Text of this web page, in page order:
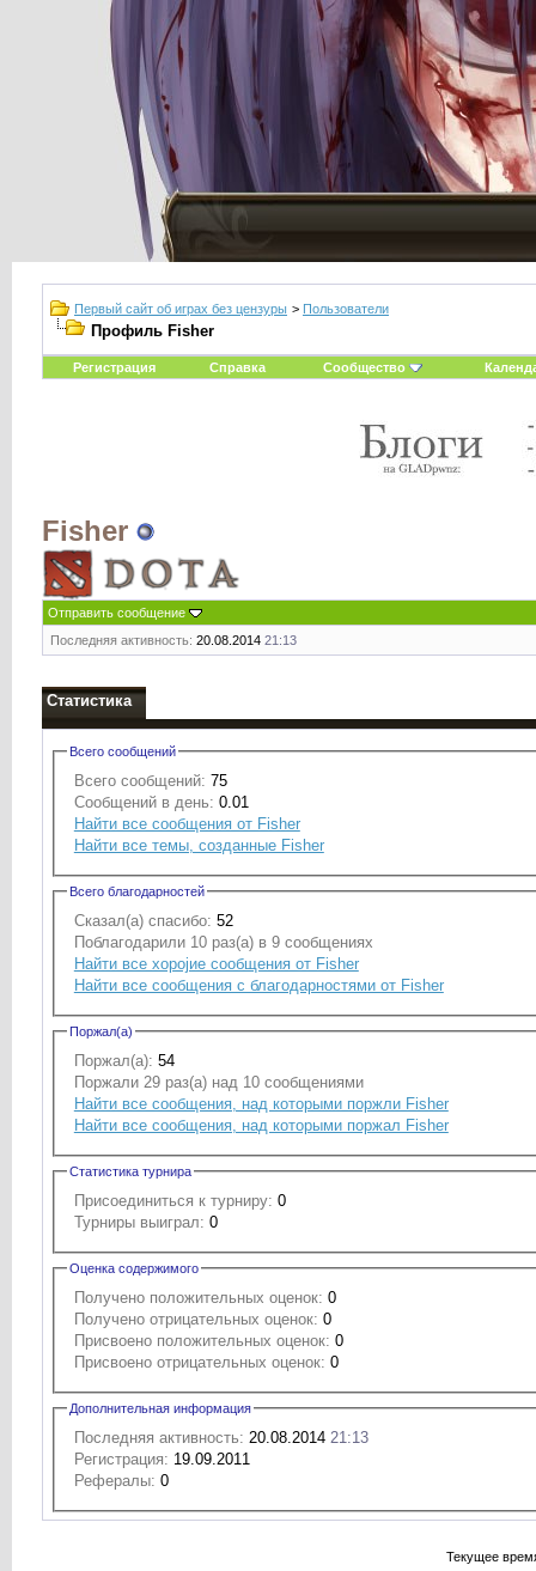
Первый сайт об играх без цензуры > Пользователи
Профиль Fisher
Регистрация Справка Сообщество
Fisher
Отправить сообщение
Последняя активность: 20.08.2014 21:13
Статистика
Всего сообщений
Всего сообщений: 75
Сообщений в день: 0.01
Найти все сообщения от Fisher
Найти все темы, созданные Fisher
Всего благодарностей
Сказал(а) спасибо: 52
Поблагодарили 10 раз(а) в 9 сообщениях
Найти все хоројие сообщения от Fisher
Найти все сообщения с благодарностями от Fisher
Поржал(а)
Поржал(а): 54
Поржали 29 раз(а) над 10 сообщениями
Найти все сообщения, над которыми поржли Fisher
Найти все сообщения, над которыми поржал Fisher
Статистика турнира
Присоединиться к турниру: 0
Турниры выиграл: 0
Оценка содержимого
Получено положительных оценок: 0
Получено отрицательных оценок: 0
Присвоено положительных оценок: 0
Присвоено отрицательных оценок: 0
Дополнительная информация
Последняя активность: 20.08.2014 21:13
Регистрация: 19.09.2011
Рефералы: 0
Текущее